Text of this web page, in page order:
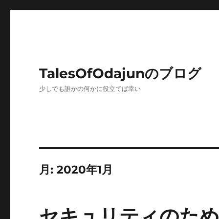
TalesOfOdajunのブログ
少しでも誰かの何かに役立てば幸い
月:2020年1月